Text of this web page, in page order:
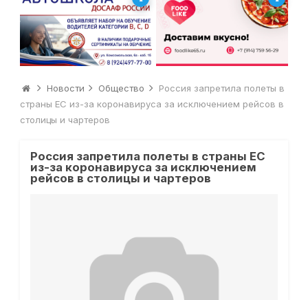
Новости Общество
Россия запретила полеты в
страны ЕС из-за коронавируса за исключением рейсов в
столицы и чартеров
Россия запретила полеты в страны ЕС
из-за коронавируса за исключением
рейсов в столицы и чартеров